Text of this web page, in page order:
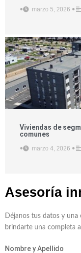
• marzo 5, 2026 •
Viviendas de
comunes
• marzo 4, 2026 •
Asesoría
Déjanos tus datos y
brindarte una completa
Nombre y Apellido